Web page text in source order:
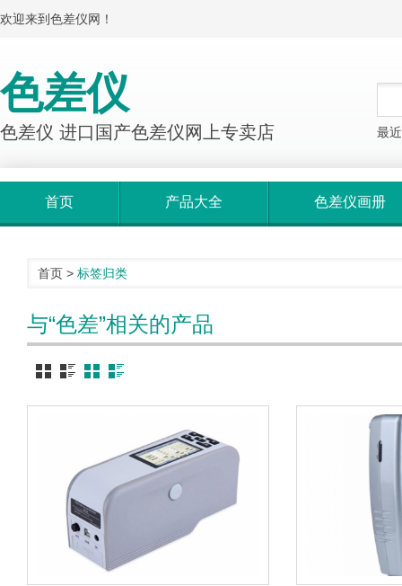
欢迎来到色差仪网！
色差仪
色差仪 进口国产色差仪网上专卖店 最
首页 产品大全 色差仪画册
首页 > 标签归类
与“色差”相关的产品